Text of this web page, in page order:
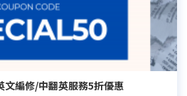
文編修/中翻英服務5折優惠